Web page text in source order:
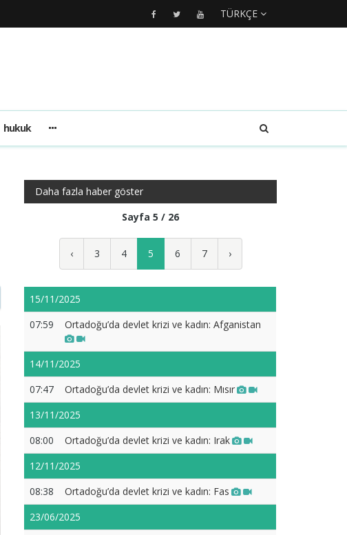
TÜRKÇE
hukuk
Daha fazla haber göster
Sayfa 5 / 26
‹ 3 4 5 6 7 ›
15/11/2025
07:59
Ortadoğu’da devlet krizi ve kadın: Afganistan
14/11/2025
07:47
Ortadoğu’da devlet krizi ve kadın: Mısır
13/11/2025
08:00
Ortadoğu’da devlet krizi ve kadın: Irak
12/11/2025
08:38
Ortadoğu’da devlet krizi ve kadın: Fas
23/06/2025